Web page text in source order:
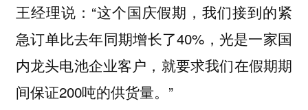
王经理说：“这个国庆假期，我们接到的紧
急订单比去年同期增长了40%，光是一家国
内龙头电池企业客户，就要求我们在假期期
间保证200吨的供货量。”